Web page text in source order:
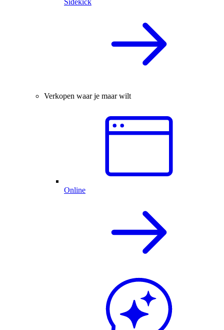
Sidekick
Verkopen waar je maar wilt
Online